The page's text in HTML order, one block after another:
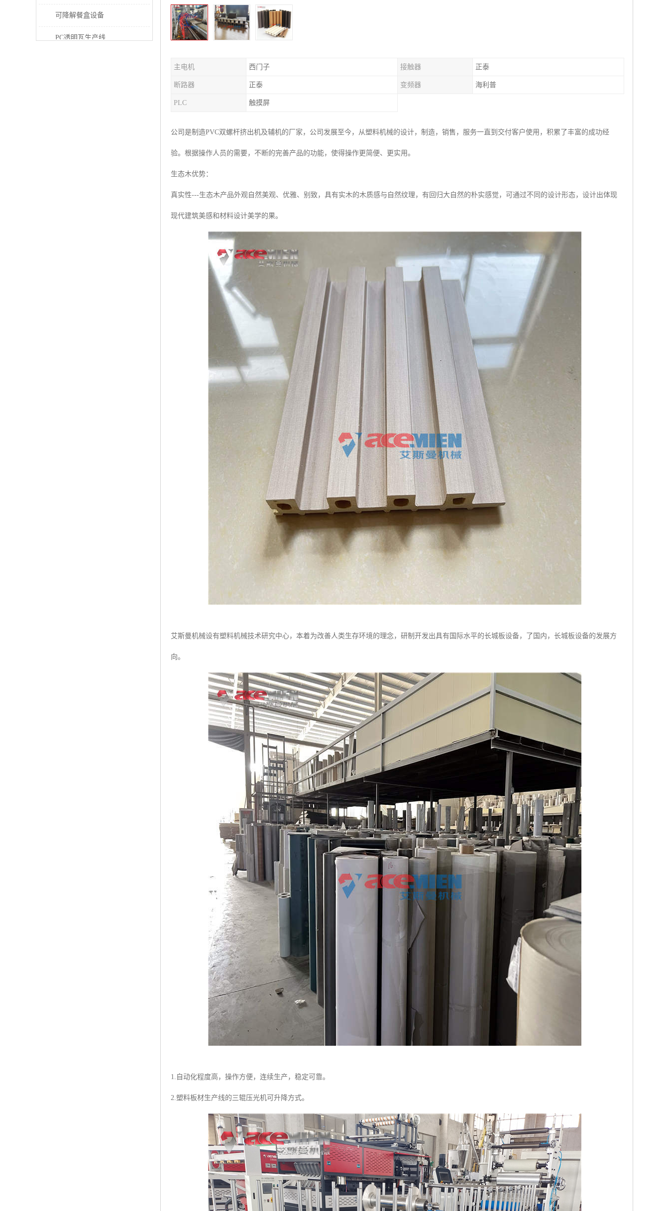
可降解餐盒设备
PC透明瓦生产线
主电机 西门子 接触器 正泰
断路器 正泰 变频器 海利普
PLC 触摸屏
公司是制造PVC双螺杆挤出机及辅机的厂家，公司发展至今，从塑料机械的设计，制造，销售，服务一直到交付客户使用，积累了丰富的成功经
验。根据操作人员的需要，不断的完善产品的功能，使得操作更简便、更实用。
生态木优势：
真实性---生态木产品外观自然美观、优雅、别致，具有实木的木质感与自然纹理，有回归大自然的朴实感觉，可通过不同的设计形态，设计出体现
现代建筑美感和材料设计美学的果。
艾斯曼机械设有塑料机械技术研究中心，本着为改善人类生存环境的理念，研制开发出具有国际水平的长城板设备，了国内，长城板设备的发展方
向。
1.自动化程度高，操作方便，连续生产，稳定可靠。
2.塑料板材生产线的三辊压光机可升降方式。